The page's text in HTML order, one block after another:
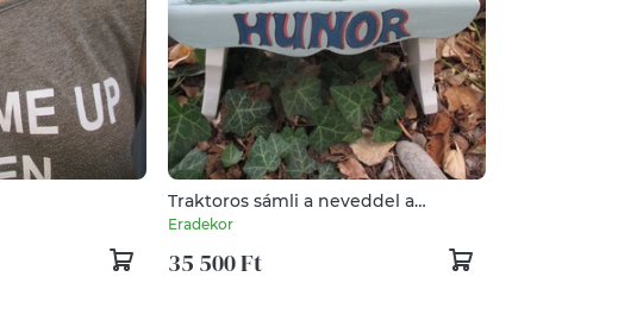
Traktoros sámli a neveddel a
keresztelődre
Eradekor
35 500 Ft